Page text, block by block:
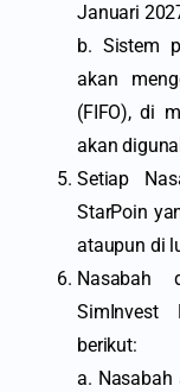
Januari
b. Sistem
akan
(FIFO), di
akan
Setiap
StarPoin
ataupun di
Nasabah
SimInvest
berikut:
a. Nasabah